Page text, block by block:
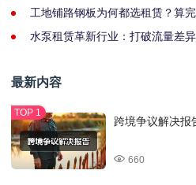
工地铺路钢板为何都选租赁？算
水泵租赁革新行业：打破流量差
最新内容
跨境争议解决报
660